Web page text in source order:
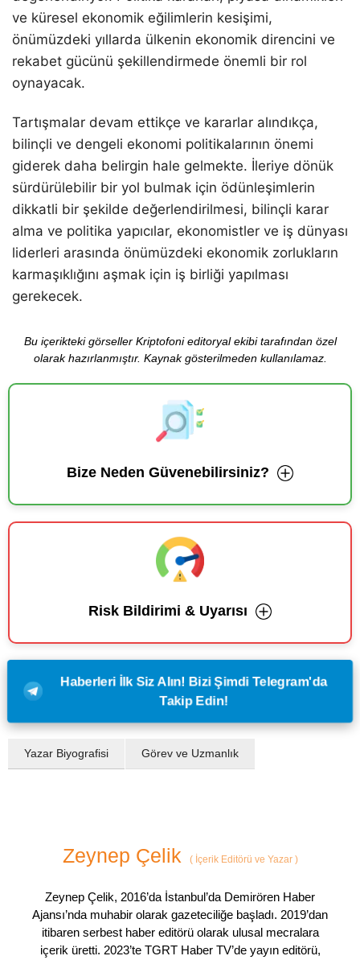
ve küresel ekonomik eğilimlerin kesişimi,
önümüzdeki yıllarda ülkenin ekonomik direncini ve
rekabet gücünü şekillendirmede önemli bir rol
oynayacak.
Tartışmalar devam ettikçe ve kararlar alındıkça,
bilinçli ve dengeli ekonomi politikalarının önemi
giderek daha belirgin hale gelmekte. İleriye dönük
sürdürülebilir bir yol bulmak için ödünleşimlerin
dikkatli bir şekilde değerlendirilmesi, bilinçli karar
alma ve politika yapıcılar, ekonomistler ve iş dünyası
liderleri arasında önümüzdeki ekonomik zorlukların
karmaşıklığını aşmak için iş birliği yapılması
gerekecek.
Bu içerikteki görseller Kriptofoni editoryal ekibi tarafından özel
olarak hazırlanmıştır. Kaynak gösterilmeden kullanılamaz.
Bize Neden Güvenebilirsiniz?
Risk Bildirimi & Uyarısı
Haberleri İlk Siz Alın! Bizi Şimdi Telegram'da
Takip Edin!
Yazar Biyografisi Görev ve Uzmanlık
Zeynep Çelik (İçerik Editörü ve Yazar )
Zeynep Çelik, 2016’da İstanbul’da Demirören Haber
Ajansı’nda muhabir olarak gazeteciliğe başladı. 2019’dan
itibaren serbest haber editörü olarak ulusal mecralara
içerik üretti. 2023’te TGRT Haber TV’de yayın editörü,